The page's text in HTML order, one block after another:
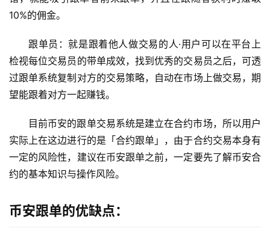
10%的佣金。
跟单员：就是跟着他人做交易的人·用户可以在平台上
检视每位交易员的带单成效，找到优秀的交易员之后，可透
过跟单系统复制对方的交易策略，自动在市场上做交易，期
望能跟着对方一起赚钱。
目前币安的跟单交易系统是建立在合约市场，所以用户
实际上在这边进行的是「合约跟单」，由于合约交易本身有
一定的风险性，建议在币安跟单之前，一定要先了解币安合
约的基本知识与操作风险。
币安跟单的优缺点：